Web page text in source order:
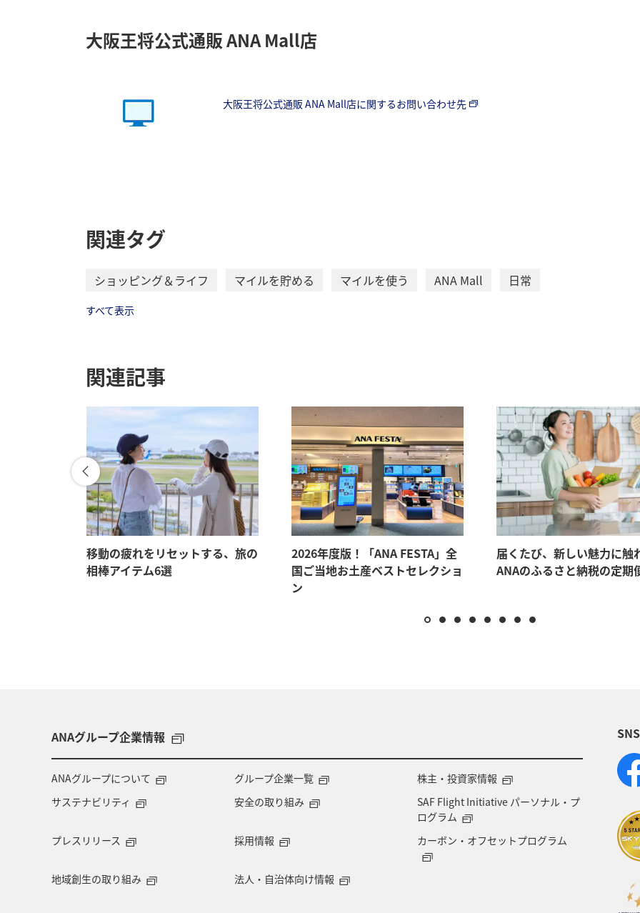
大阪王将公式通販 ANA Mall店
大阪王将公式通販 ANA Mall店に関するお問い合わせ先
関連タグ
ショッピング＆ライフ マイルを貯める マイルを使う ANA Mall 日常
すべて表示
関連記事
移動の疲れをリセットする、旅の
相棒アイテム6選
2026年度版！「ANA FESTA」全
国ご当地お土産ベストセレクショ
ン
届くたび、新しい魅力に触
ANAのふるさと納税の定期
ANAグループ企業情報
ANAグループについて グループ企業一覧
株主・投資家情報
サステナビリティ
安全の取り組み
SAF Flight Initiative パーソナル・プ
ログラム
プレスリリース
採用情報 カーボン・オフセットプログラム
地域創生の取り組み 法人・自治体向け情報